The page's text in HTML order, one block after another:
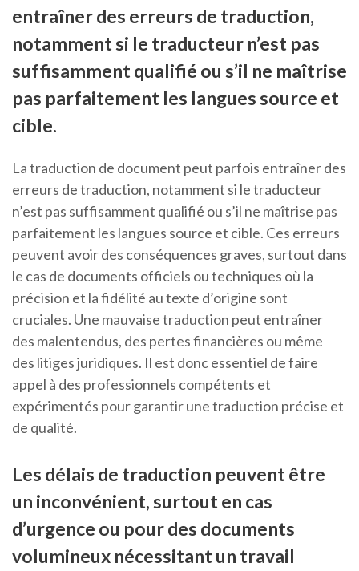
entraîner des erreurs de traduction,
notamment si le traducteur n’est pas
suffisamment qualifié ou s’il ne maîtrise
pas parfaitement les langues source et
cible.
La traduction de document peut parfois entraîner des
erreurs de traduction, notamment si le traducteur
n’est pas suffisamment qualifié ou s’il ne maîtrise pas
parfaitement les langues source et cible. Ces erreurs
peuvent avoir des conséquences graves, surtout dans
le cas de documents officiels ou techniques où la
précision et la fidélité au texte d’origine sont
cruciales. Une mauvaise traduction peut entraîner
des malentendus, des pertes financières ou même
des litiges juridiques. Il est donc essentiel de faire
appel à des professionnels compétents et
expérimentés pour garantir une traduction précise et
de qualité.
Les délais de traduction peuvent être
un inconvénient, surtout en cas
d’urgence ou pour des documents
volumineux nécessitant un travail